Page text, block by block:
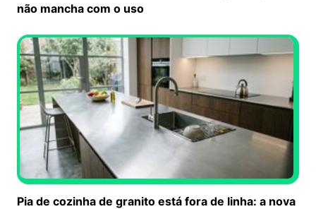
não mancha com o uso
Pia de cozinha de granito está fora de linha: a nova